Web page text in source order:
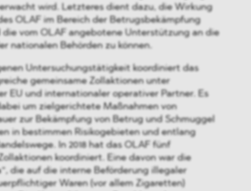
wird. Letzteres dient dazu, die Wirkung
OLAF im Bereich der Betrugsbekämpfung
vom OLAF angebotene Unterstützung an die
nationalen Behörden zu können.
Untersuchungstätigkeit koordiniert das
gemeinsame Zollaktionen unter
EU und internationaler operativer Partner. Es
um zielgerichtete Maßnahmen von
zur Bekämpfung von Betrug und Schmuggel
in bestimmen Risikogebieten und entlang
In 2018 hat das OLAF fünf
koordiniert. Eine davon war die
die auf die interne Beförderung illegaler
Waren (vor allem Zigaretten)